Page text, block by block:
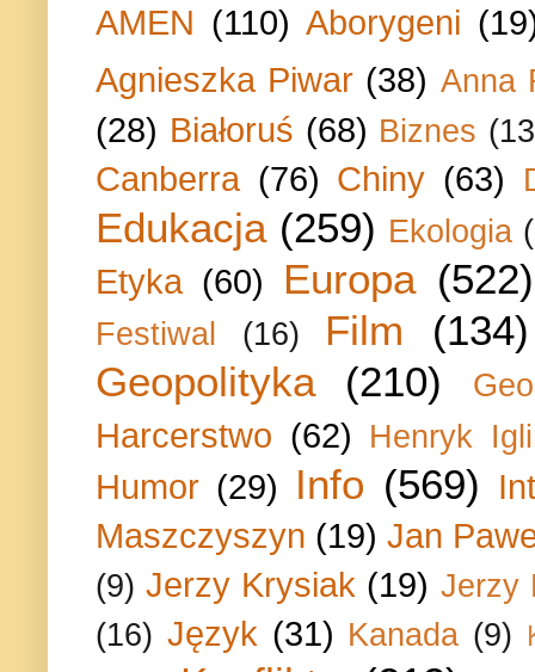
AMEN (110) Aborygeni
Agnieszka Piwar (38) Anna
(28) Białoruś (68) Biznes
Canberra (76) Chiny (63)
Edukacja (259) Ekologia
Etyka (60) Europa (522)
Festiwal (16) Film
(134)
Geopolityka
(210)
Harcerstwo (62) Henryk
Humor (29) Info (569)
Maszczyszyn (19) Jan
(9) Jerzy Krysiak (19) Jerzy
(16) Język (31) Kanada (9)